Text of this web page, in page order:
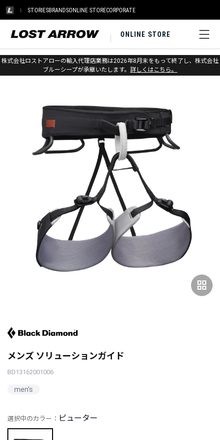
STORIESBRANDSONLINE STORECORPORATE
ONLINE STORE
株式会社ロストアローの輸入代理店業務は2026年8月末をもって終了し、株式会社
ブルーシープが承継いたします。 詳しくはこちら。
ホーム > ブラックダイヤモンド > クライミング > ハーネス
grid_view
メンズ ソリューションガイド
BD13162001006
men's
選択中のカラー： ピューター